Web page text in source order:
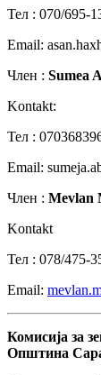
Teл : 070/695-
Email:
Член : Sumea
Kontakt:
Teл :
Email:
Член : Mevlan
Kontakt
Тел : 078/475-
Email:
Комисија за з
Општина